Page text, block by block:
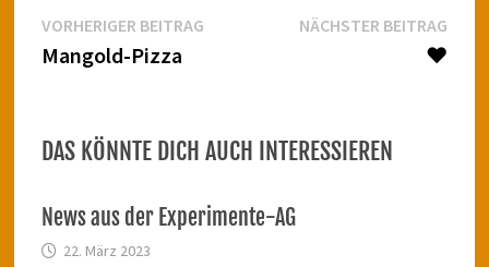
Beitragsnavigation
VORHERIGER BEITRAGVorheriger
Mangold-Pizza
NÄCHSTER BEITRAG
❤
DAS KÖNNTE DICH AUCH INTERESSIEREN
News aus der Experimente-AG
22. März 2023